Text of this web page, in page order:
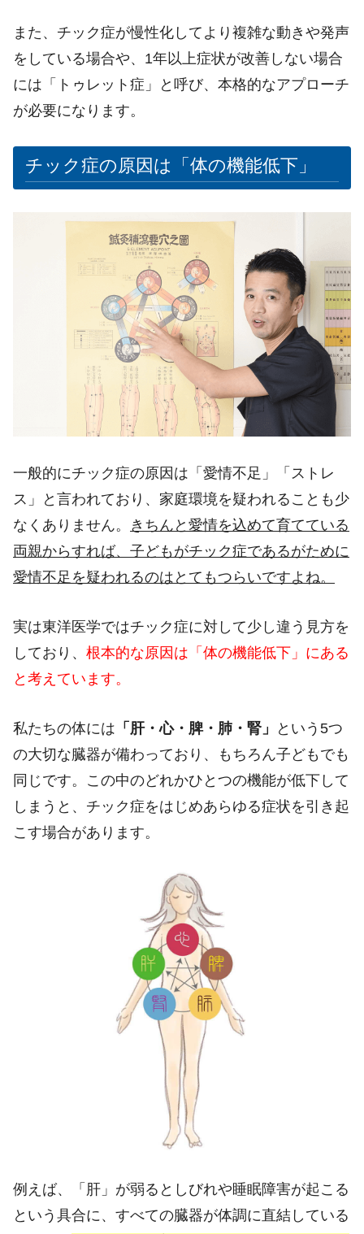
また、チック症が慢性化してより複雑な動きや発声
をしている場合や、 1年以上症状が改善しない場合
には「トゥレット症」と呼び、本格的なアプローチ
が必要になります。
チック症の原因は「体の機能低下」
一般的にチック症の原因は「愛情不足」「ストレ
ス」と言われており、家庭環境を疑われることも少
なくありません。 きちんと愛情を込めて育てている
両親からすれば、子どもがチック症であるがために
愛情不足を疑われるのはとてもつらいですよね。
実は東洋医学ではチック症に対して少し違う見方を
しており、 根本的な原因は「体の機能低下」にある
と考えています。
私たちの体には 「肝・心・脾・肺・腎」 という 5つ
の大切な臓器が備わっており、もちろん子どもでも
同じです。この中のどれかひとつの機能が低下して
しまうと、チック症をはじめあらゆる症状を引き起
こす場合があります。
例えば、「肝」が弱るとしびれや睡眠障害が起こる
という具合に、すべての臓器が体調に直結している